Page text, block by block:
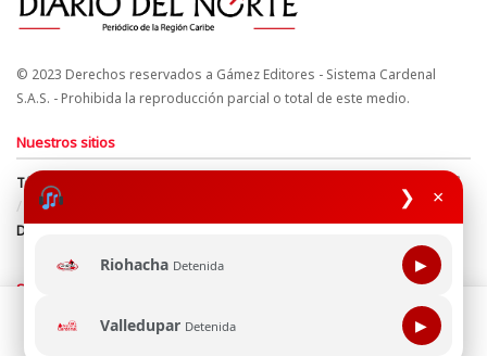
❯ ×
Riohacha Detenida ▶
Valledupar Detenida ▶
© 2023 Derechos reservados a Gámez Editores - Sistema Cardenal
S.A.S. - Prohibida la reproducción parcial o total de este medio.
Nuestros sitios
Términos y Condiciones
Derechos de Autor y Propiedad Intelectual
Política de uso de cookies
Política de Tratamiento de Datos
Directrices Editoriales
Síguenos
Esta página web usa cookie para mejorar tu experiencia de
navegación, al continuar aceptas nuestra política de uso de